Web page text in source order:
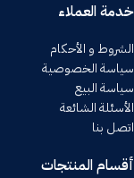
خدمة العملاء
الشروط و الأحكام
سياسة الخصوصية
سياسة البيع
الأسئلة الشائعة
اتصل بنا
أقسام المنتجات